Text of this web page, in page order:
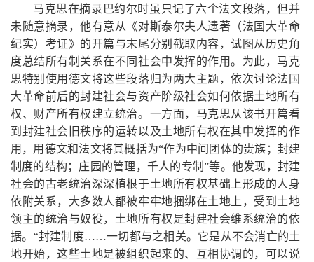
马克思在摘录巴约尔时虽只记了六个法文段落，但并
未随意摘录，他有意从《对斯泰尔夫人遗著（法国大革命
纪实）考证》的开篇与末尾分别截取内容，试图从历史角
度总结所有制关系在不同社会中发挥的作用。为此，马克
思特别使用德文将这些段落归为两大主题，依次讨论法国
大革命前后的封建社会与资产阶级社会如何依据土地所有
权、财产所有权建立统治。一方面，马克思从该书开篇看
到封建社会旧秩序的运转以及土地所有权在其中发挥的作
用，用德文和法文将其概括为“作为中间团体的贵族；封建
制度的结构；庄园的管理，千人的专制”等。他发现，封建
社会的古老统治深深植根于土地所有权基础上形成的人身
依附关系，大多数人都被牢牢地捆绑在土地上，受到土地
领主的统治与奴役，土地所有权是封建社会维系统治的依
据。“封建制度……一切都与之相关。它是从不会消亡的土
地开始，这些土地是被组织起来的、互相协调的，可以说